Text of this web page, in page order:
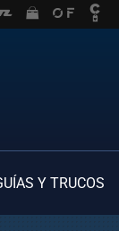
Y TRUCOS